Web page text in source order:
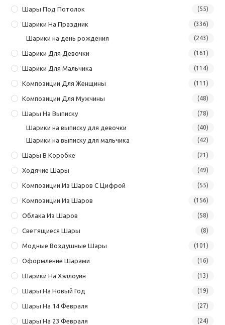
Шары Под Потолок (55)
Шарики На Праздник (336)
Шарики на день рождения (243)
Шарики Для Девочки (161)
Шарики Для Мальчика (114)
Композиции Для Женщины (111)
Композиции Для Мужчины (48)
Шары На Выписку (78)
Шарики на выписку для девочки (40)
Шарики на выписку для мальчика (42)
Шары В Коробке (21)
Ходячие Шары (49)
Композиции Из Шаров С Цифрой (55)
Композиции Из Шаров (156)
Облака Из Шаров (58)
Светящиеся Шары (8)
Модные Воздушные Шары (101)
Оформление Шарами (16)
Шарики На Хэллоуин (13)
Шары На Новый Год (19)
Шары На 14 Февраля (27)
Шары На 23 Февраля (24)